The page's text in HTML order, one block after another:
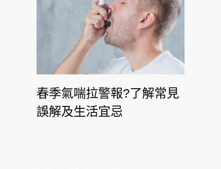
春季氣喘拉警報?了解常見
誤解及生活宜忌